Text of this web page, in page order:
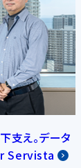
支え。データ
Servista